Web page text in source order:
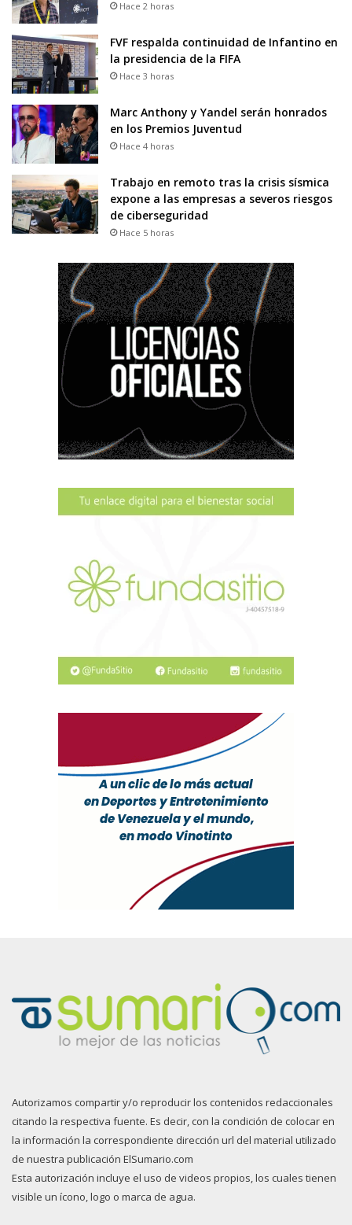
Hace 2 horas
FVF respalda continuidad de Infantino en
la presidencia de la FIFA
Hace 3 horas
Marc Anthony y Yandel serán honrados
en los Premios Juventud
Hace 4 horas
Trabajo en remoto tras la crisis sísmica
expone a las empresas a severos riesgos
de ciberseguridad
Hace 5 horas
Autorizamos compartir y/o reproducir los contenidos redaccionales
citando la respectiva fuente. Es decir, con la condición de colocar en
la información la correspondiente dirección url del material utilizado
de nuestra publicación ElSumario.com
Esta autorización incluye el uso de videos propios, los cuales tienen
visible un ícono, logo o marca de agua.